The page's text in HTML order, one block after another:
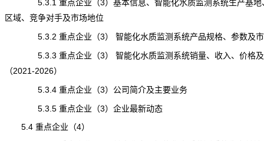
5.3.1 重点企业（3）基本信息、智能化水质监测系统生产基地
区域、竞争对手及市场地位
5.3.2 重点企业（3） 智能化水质监测系统产品规格、参数及市
5.3.3 重点企业（3） 智能化水质监测系统销量、收入、价格及
（2021-2026）
5.3.4 重点企业（3）公司简介及主要业务
5.3.5 重点企业（3）企业最新动态
5.4 重点企业（4）